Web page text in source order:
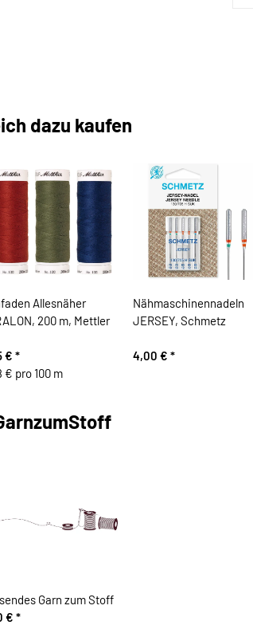
dazu kaufen
Allesnäher
200 m, Mettler
€ *
€ pro 100 m
Nähmaschinennadeln
JERSEY, Schmetz
4,00 € *
Garn zum Stoff
€ *